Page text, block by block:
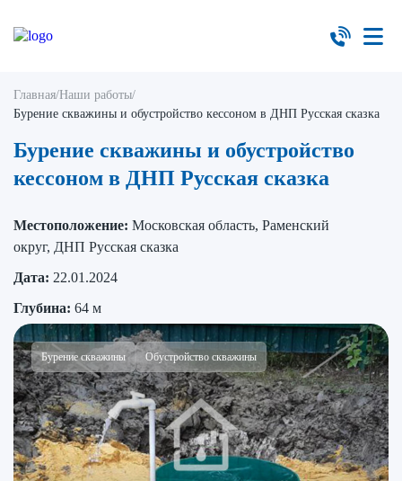
Главная/Наши работы/
Бурение скважины и обустройство кессоном в ДНП Русская сказка
Бурение скважины и обустройство
кессоном в ДНП Русская сказка
Местоположение: Московская область, Раменский
округ, ДНП Русская сказка
Дата: 22.01.2024
Глубина: 64 м
Бурение скважины Обустройство скважины